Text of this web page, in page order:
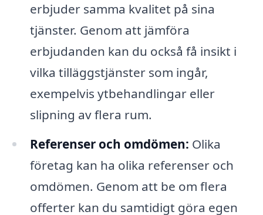
erbjuder samma kvalitet på sina
tjänster. Genom att jämföra
erbjudanden kan du också få insikt i
vilka tilläggstjänster som ingår,
exempelvis ytbehandlingar eller
slipning av flera rum.
Referenser och omdömen: Olika
företag kan ha olika referenser och
omdömen. Genom att be om flera
offerter kan du samtidigt göra egen